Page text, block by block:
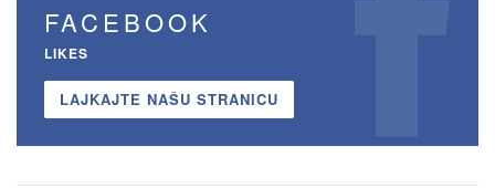
FACEBOOK
LIKES
LAJKAJTE NAŠU STRANICU